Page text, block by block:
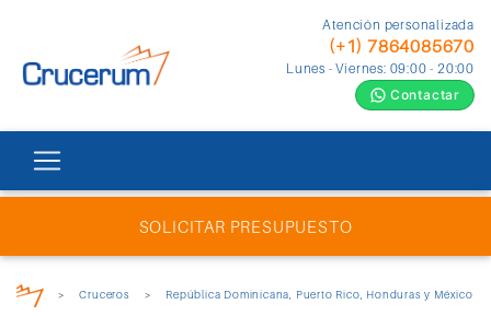
Atención personalizada
(+1) 7864085670
Lunes - Viernes: 09:00 - 20:00
Contactar
SOLICITAR PRESUPUESTO
> Cruceros > República Dominicana, Puerto Rico, Honduras y México